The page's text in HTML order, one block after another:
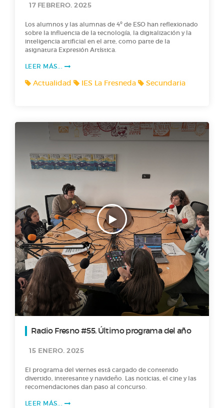
17 FEBRERO. 2025
Los alumnos y las alumnas de 4º de ESO han reflexionado
sobre la influencia de la tecnología, la digitalización y la
inteligencia artificial en el arte, como parte de la
asignatura Expresión Artística.
LEER MÁS...
Actualidad IES La Fresneda Secundaria
Radio Fresno #55. Último programa del año
15 ENERO. 2025
El programa del viernes está cargado de contenido
divertido, interesante y navideño. Las noticias, el cine y las
recomendaciones dan paso al concurso.
LEER MÁS...